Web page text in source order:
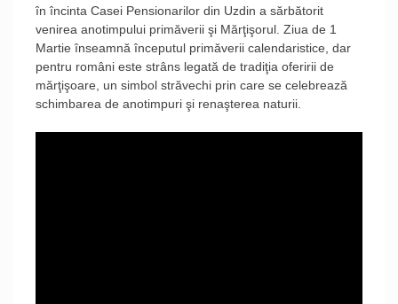
în încinta Casei Pensionarilor din Uzdin a sărbătorit
venirea anotimpului primăverii şi Mărţişorul. Ziua de 1
Martie înseamnă începutul primăverii calendaristice, dar
pentru români este strâns legată de tradiţia oferirii de
mărţişoare, un simbol străvechi prin care se celebrează
schimbarea de anotimpuri şi renaşterea naturii.